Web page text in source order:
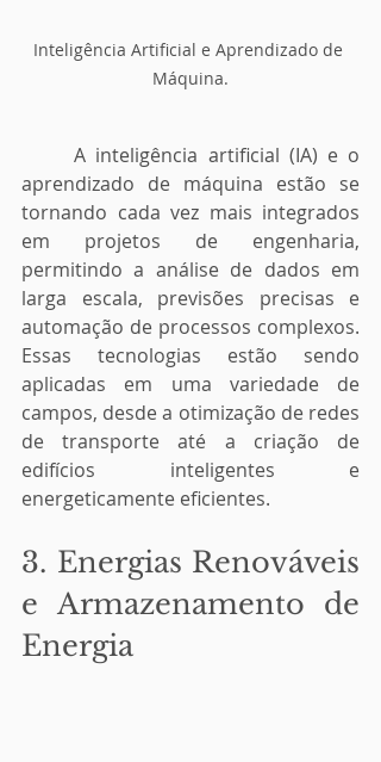
Inteligência Artificial e Aprendizado de
Máquina.
	A inteligência artificial (IA) e o
aprendizado de máquina estão se
tornando cada vez mais integrados
em projetos de engenharia,
permitindo a análise de dados em
larga escala, previsões precisas e
automação de processos complexos.
Essas tecnologias estão sendo
aplicadas em uma variedade de
campos, desde a otimização de redes
de transporte até a criação de
edifícios inteligentes e
energeticamente eficientes.
3. Energias Renováveis
e Armazenamento de
Energia